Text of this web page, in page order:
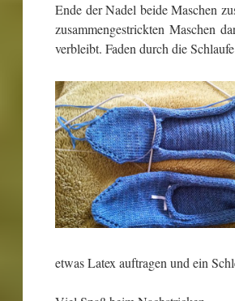
Ende der Nadel beide Maschen
zusammengestrickten Maschen
verbleibt. Faden durch die
etwas Latex auftragen und ein